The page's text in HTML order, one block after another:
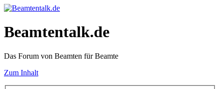
Beamtentalk.de
Das Forum von Beamten für Beamte
Zum Inhalt